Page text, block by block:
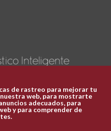
Plaza Mayor 1
969 241 051
ofi.turismo@cuenca.es
de rastreo para mejorar tu
web, para mostrarte
adecuados, para
y para comprender de